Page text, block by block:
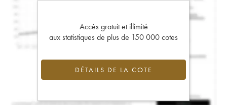
Accès gratuit et illimité
aux statistiques de plus de 150 000 cotes
DÉTAILS DE LA COTE